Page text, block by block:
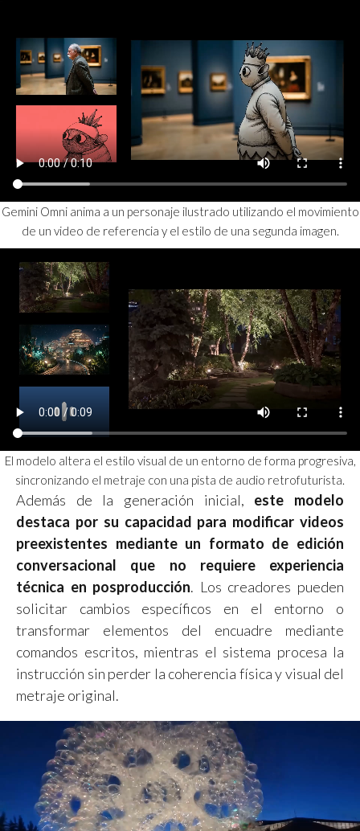
Gemini Omni anima a un personaje ilustrado utilizando el movimiento
de un video de referencia y el estilo de una segunda imagen.
El modelo altera el estilo visual de un entorno de forma progresiva,
sincronizando el metraje con una pista de audio retrofuturista.
Además de la generación inicial, este modelo
destaca por su capacidad para modificar videos
preexistentes mediante un formato de edición
conversacional que no requiere experiencia
técnica en posproducción. Los creadores pueden
solicitar cambios específicos en el entorno o
transformar elementos del encuadre mediante
comandos escritos, mientras el sistema procesa la
instrucción sin perder la coherencia física y visual del
metraje original.